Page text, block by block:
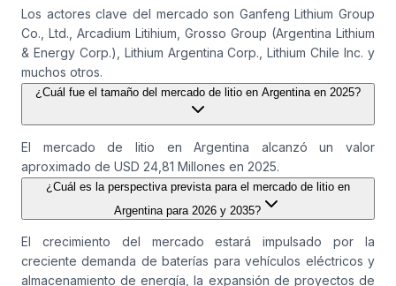
Los actores clave del mercado son Ganfeng Lithium Group
Co., Ltd., Arcadium Litihium, Grosso Group (Argentina Lithium
& Energy Corp.), Lithium Argentina Corp., Lithium Chile Inc. y
muchos otros.
¿Cuál fue el tamaño del mercado de litio en Argentina en 2025?
El mercado de litio en Argentina alcanzó un valor
aproximado de USD 24,81 Millones en 2025.
¿Cuál es la perspectiva prevista para el mercado de litio en
Argentina para 2026 y 2035?
El crecimiento del mercado estará impulsado por la
creciente demanda de baterías para vehículos eléctricos y
almacenamiento de energía, la expansión de proyectos de